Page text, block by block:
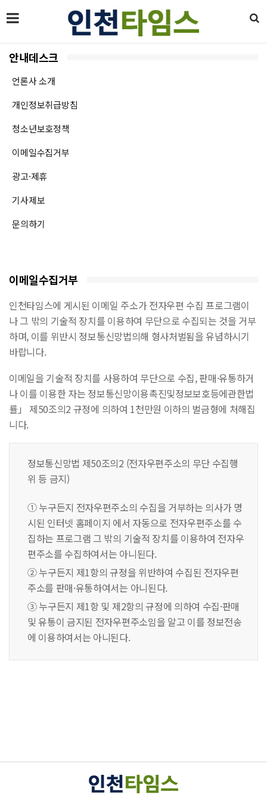
안내데스크
언론사 소개
개인정보취급방침
청소년보호정책
이메일수집거부
광고·제휴
기사제보
문의하기
이메일수집거부
인천타임스에 게시된 이메일 주소가 전자우편 수집 프로그램이
나 그 밖의 기술적 장치를 이용하여 무단으로 수집되는 것을 거부
하며, 이를 위반시 정보통신망법의해 형사처벌됨을 유념하시기
바랍니다.
이메일을 기술적 장치를 사용하여 무단으로 수집, 판매·유통하거
나 이를 이용한 자는 정보통신망이용촉진및정보보호등에관한법
률」 제50조의2 규정에 의하여 1천만원 이하의 벌금형에 처해집
니다.
정보통신망법 제50조의2 (전자우편주소의 무단 수집행
위 등 금지)
① 누구든지 전자우편주소의 수집을 거부하는 의사가 명
시된 인터넷 홈페이지 에서 자동으로 전자우편주소를 수
집하는 프로그램 그 밖의 기술적 장치를 이용하여 전자우
편주소를 수집하여서는 아니된다.
② 누구든지 제1항의 규정을 위반하여 수집된 전자우편
주소를 판매·유통하여서는 아니된다.
③ 누구든지 제1항 및 제2항의 규정에 의하여 수집·판매
및 유통이 금지된 전자우편주소임을 알고 이를 정보전송
에 이용하여서는 아니된다.